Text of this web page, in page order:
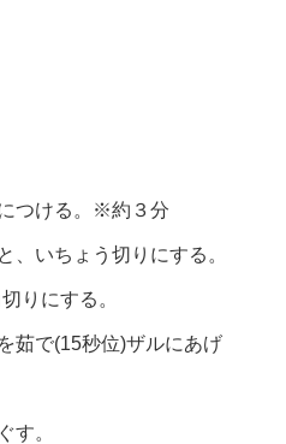
つける。※約３分
いちょう切りにする。
りにする。
で(15秒位)ザルにあげ
す。